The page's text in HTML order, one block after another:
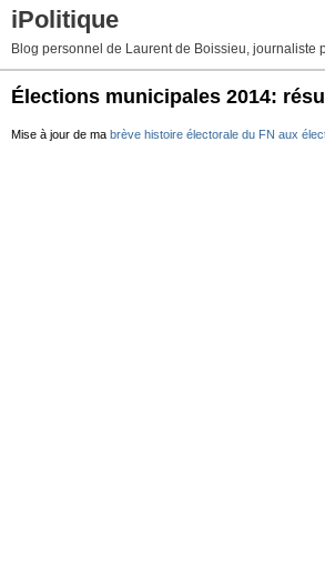
iPolitique
Blog personnel de Laurent de Boissieu, journaliste
Élections municipales 2014:
Mise à jour de ma brève histoire électorale du FN aux